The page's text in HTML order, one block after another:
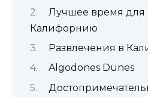
Лучшее время для
Калифорнию
Развлечения в
Algodones Dunes